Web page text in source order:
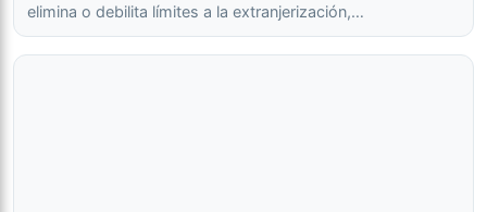
elimina o debilita límites a la extranjerización,…